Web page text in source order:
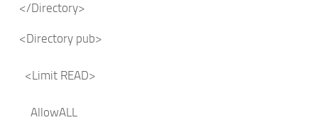
</Directory>
<Directory pub>
<Limit READ>
AllowALL